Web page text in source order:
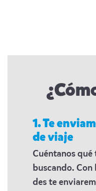
1. Te
de viaje
Cuéntanos qué
buscando. Con
des te